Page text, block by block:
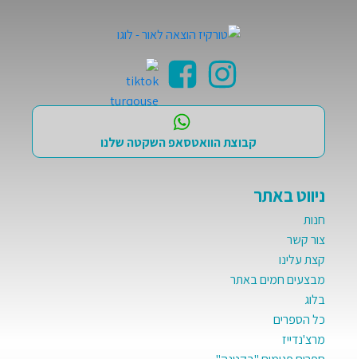
קבוצת הוואטסאפ השקטה שלנו
ניווט באתר
חנות
צור קשר
קצת עלינו
מבצעים חמים באתר
בלוג
כל הספרים
מרצ'נדייז